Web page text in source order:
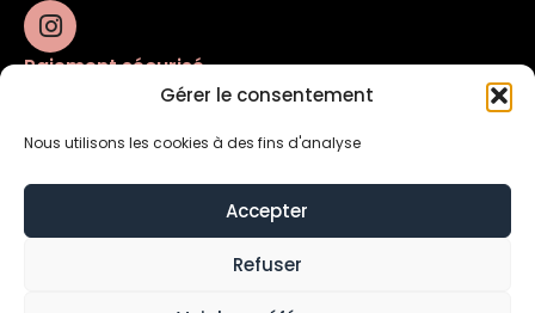
Gérer le consentement
Nous utilisons les cookies à des fins d'analyse
Accepter
Refuser
Paiement sécurisé